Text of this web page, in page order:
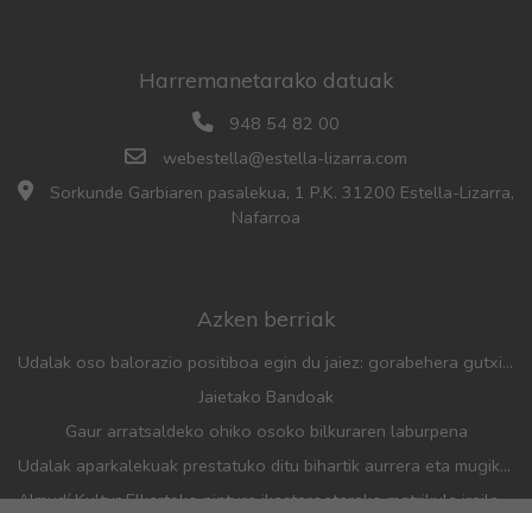
Harremanetarako datuak
948 54 82 00
webestella@estella-lizarra.com
Sorkunde Garbiaren pasalekua, 1 P.K. 31200 Estella-Lizarra,
Nafarroa
Azken berriak
Udalak oso balorazio positiboa egin du jaiez: gorabehera gutxiago, parte-hartze handia eta aurreko urteetan baino jende gehiago
Jaietako Bandoak
Gaur arratsaldeko ohiko osoko bilkuraren laburpena
Udalak aparkalekuak prestatuko ditu bihartik aurrera eta mugikortasun neurriak hartuko ditu herriko festak direla eta
Almudí Kultur Elkarteko pintura ikastaroetarako matrikula irailaren 1etik 4ra irekiko da